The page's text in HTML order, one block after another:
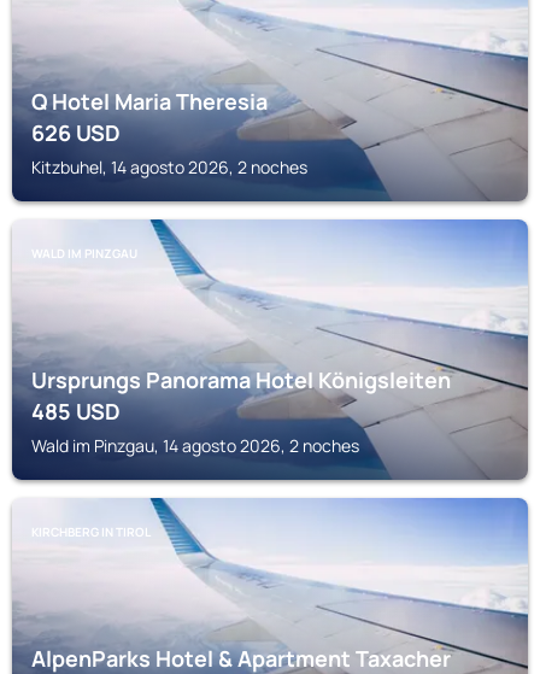
Q Hotel Maria Theresia
626USD
Kitzbuhel, 14 agosto 2026, 2 noches
WALD IM PINZGAU
Ursprungs Panorama Hotel Königsleiten
485USD
Wald im Pinzgau, 14 agosto 2026, 2 noches
KIRCHBERG IN TIROL
AlpenParks Hotel & Apartment Taxacher